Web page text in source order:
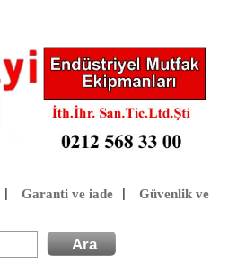
Garanti ve iade
Güvenlik ve